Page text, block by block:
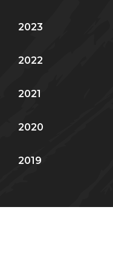
2023
2022
2021
2020
2019